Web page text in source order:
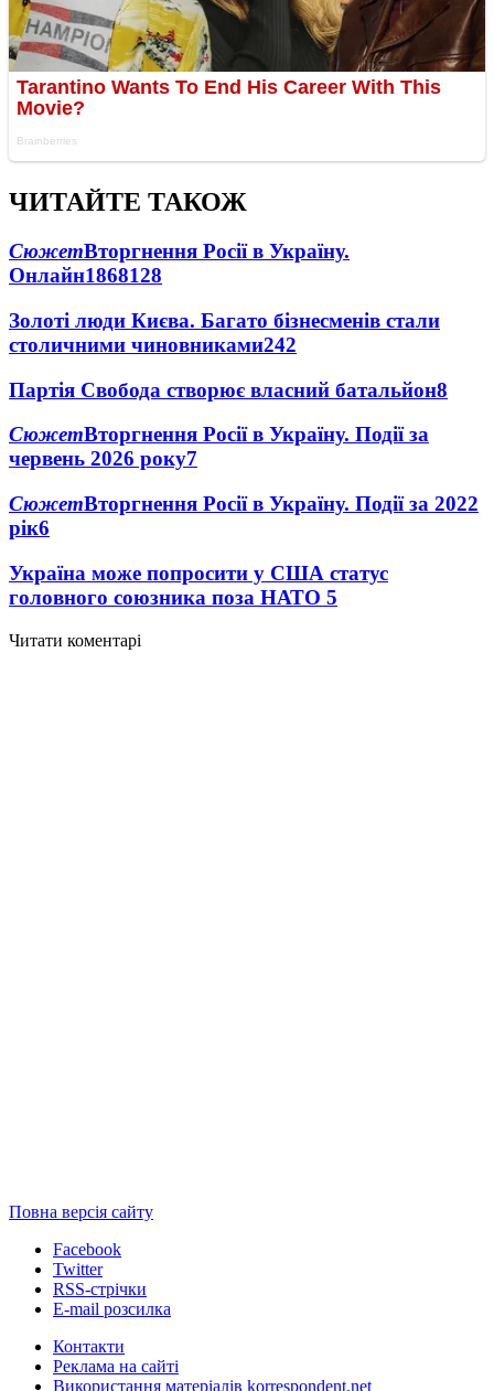
ЧИТАЙТЕ ТАКОЖ
СюжетВторгнення Росії в Україну.
Онлайн1868128
Золоті люди Києва. Багато бізнесменів стали
столичними чиновниками242
Партія Свобода створює власний батальйон8
СюжетВторгнення Росії в Україну. Події за
червень 2026 року7
СюжетВторгнення Росії в Україну. Події за 2022
рік6
Україна може попросити у США статус
головного союзника поза НАТО 5
Читати коментарі
Повна версія сайту
Facebook
Twitter
RSS-стрічки
E-mail розсилка
Контакти
Реклама на сайті
Використання матеріалів korrespondent.net